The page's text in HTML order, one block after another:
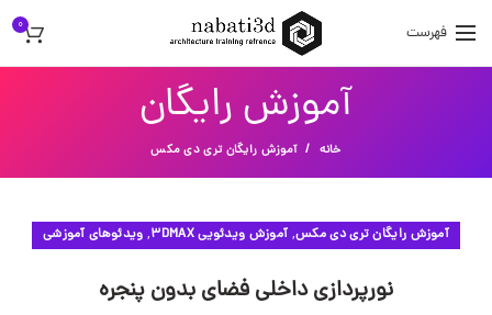
فهرست 0
آموزش رایگان
خانه آموزش رایگان تری دی مکس
آموزش رایگان تری دی مکس, آموزش ویدئویی 3DMAX , ویدئوهای آموزشی
نورپردازی داخلی فضای بدون پنجره